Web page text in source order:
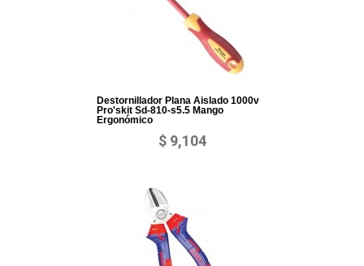
Destornillador Plana Aislado 1000v
Pro'skit Sd-810-s5.5 Mango
Ergonómico
$ 9,104